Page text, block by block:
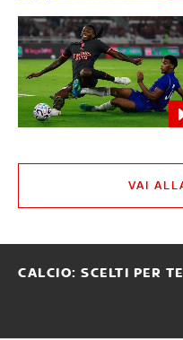
VAI
CALCIO: SCELTI PER TE